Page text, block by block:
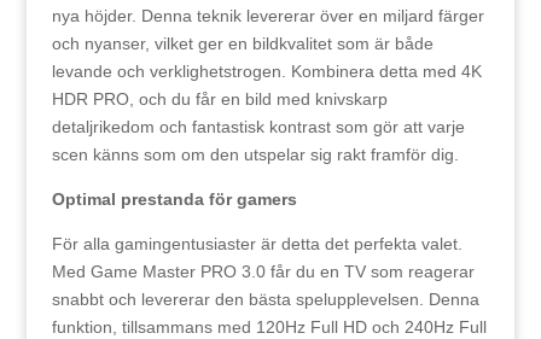
nya höjder. Denna teknik levererar över en miljard färger
och nyanser, vilket ger en bildkvalitet som är både
levande och verklighetstrogen. Kombinera detta med 4K
HDR PRO, och du får en bild med knivskarp
detaljrikedom och fantastisk kontrast som gör att varje
scen känns som om den utspelar sig rakt framför dig.
Optimal prestanda för gamers
För alla gamingentusiaster är detta det perfekta valet.
Med Game Master PRO 3.0 får du en TV som reagerar
snabbt och levererar den bästa spelupplevelsen. Denna
funktion, tillsammans med 120Hz Full HD och 240Hz Full